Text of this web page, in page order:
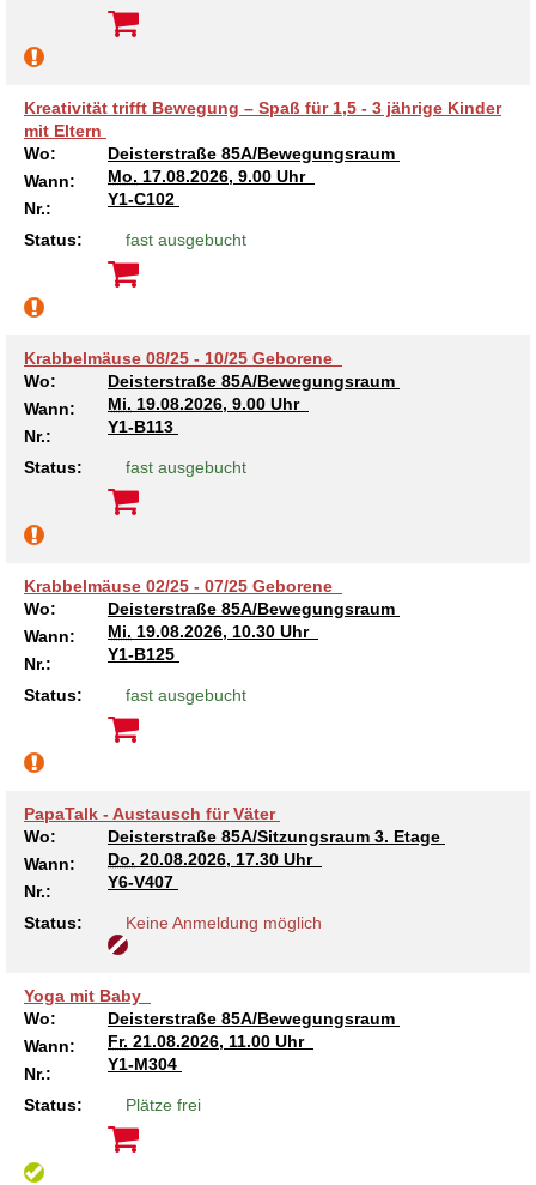
Kreativität trifft Bewegung – Spaß für 1,5 - 3 jährige Kinder
mit Eltern
Wo:
Deisterstraße 85A/Bewegungsraum
Wann:
Mo. 17.08.2026, 9.00 Uhr
Nr.:
Y1-C102
Status: fast ausgebucht
Krabbelmäuse 08/25 - 10/25 Geborene
Wo:
Deisterstraße 85A/Bewegungsraum
Wann:
Mi. 19.08.2026, 9.00 Uhr
Nr.:
Y1-B113
Status: fast ausgebucht
Krabbelmäuse 02/25 - 07/25 Geborene
Wo:
Deisterstraße 85A/Bewegungsraum
Wann:
Mi. 19.08.2026, 10.30 Uhr
Nr.:
Y1-B125
Status: fast ausgebucht
PapaTalk - Austausch für Väter
Wo:
Deisterstraße 85A/Sitzungsraum 3. Etage
Wann:
Do. 20.08.2026, 17.30 Uhr
Nr.:
Y6-V407
Status: Keine Anmeldung möglich
Yoga mit Baby
Wo:
Deisterstraße 85A/Bewegungsraum
Wann:
Fr. 21.08.2026, 11.00 Uhr
Nr.:
Y1-M304
Status: Plätze frei